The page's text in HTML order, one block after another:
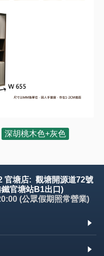
深胡桃木色+灰色
官塘店: 觀塘開源道72號
官塘站B1出口)
(公眾假期照常營業)